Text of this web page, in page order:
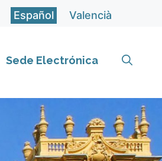
Español Valencià
Sede Electrónica